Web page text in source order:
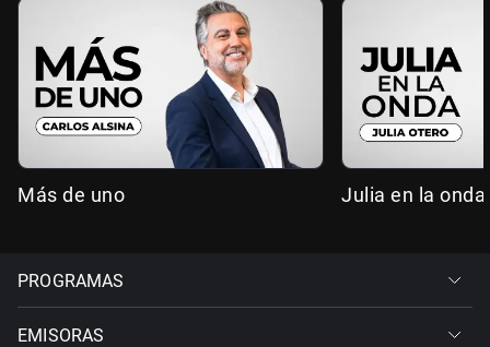
Más de uno Julia en la onda
PROGRAMAS
EMISORAS